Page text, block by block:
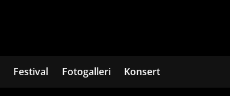
Festival Fotogalleri Konsert